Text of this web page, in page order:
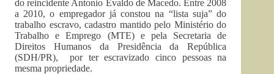
do reincidente Antonio Evaldo de Macedo. Entre 2008
a 2010, o empregador já constou na “lista suja” do
trabalho escravo, cadastro mantido pelo Ministério do
Trabalho e Emprego (MTE) e pela Secretaria de
Direitos Humanos da Presidência da República
(SDH/PR), por ter escravizado cinco pessoas na
mesma propriedade.